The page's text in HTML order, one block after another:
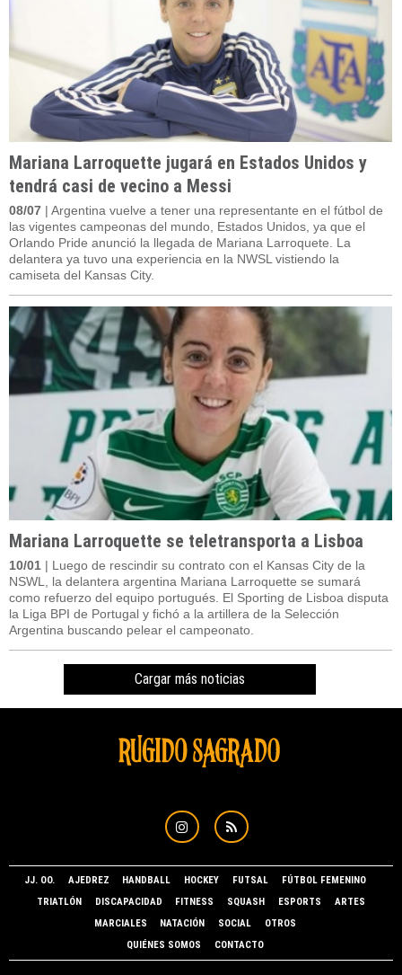
Mariana Larroquette jugará en Estados Unidos y
tendrá casi de vecino a Messi
08/07 | Argentina vuelve a tener una representante en el fútbol de
las vigentes campeonas del mundo, Estados Unidos, ya que el
Orlando Pride anunció la llegada de Mariana Larroquete. La
delantera ya tuvo una experiencia en la NWSL vistiendo la
camiseta del Kansas City.
Mariana Larroquette se teletransporta a Lisboa
10/01 | Luego de rescindir su contrato con el Kansas City de la
NSWL, la delantera argentina Mariana Larroquette se sumará
como refuerzo del equipo portugués. El Sporting de Lisboa disputa
la Liga BPI de Portugal y fichó a la artillera de la Selección
Argentina buscando pelear el campeonato.
Cargar más noticias
JJ. OO. AJEDREZ HANDBALL HOCKEY FUTSAL
FÚTBOL FEMENINO
TRIATLÓN
DISCAPACIDAD FITNESS SQUASH ESPORTS
ARTES
MARCIALES
NATACIÓN SOCIAL
OTROS
QUIÉNES SOMOS
CONTACTO